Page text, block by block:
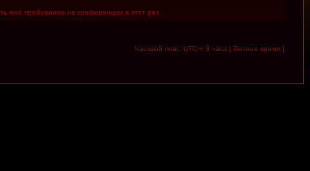
моё пребывание на конференции в этот раз
Часовой пояс: UTC + 3 часа [ Летнее время ]